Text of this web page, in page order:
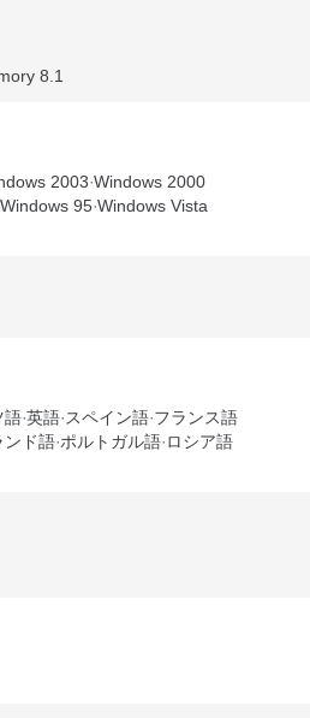
8.1
2003 Windows 2000
Windows 95 Windows Vista
語 英語 スペイン語 フランス語
ンド語 ポルトガル語 ロシア語